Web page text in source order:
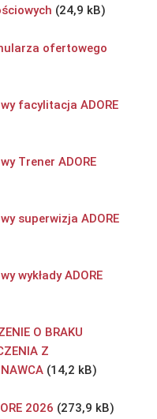
ofertowego
facylitacja ADORE
Trener ADORE
superwizja ADORE
wykłady ADORE
O BRAKU
Z
2026